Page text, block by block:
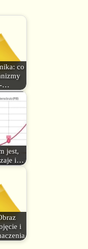
co
-…
jest,
i…
i